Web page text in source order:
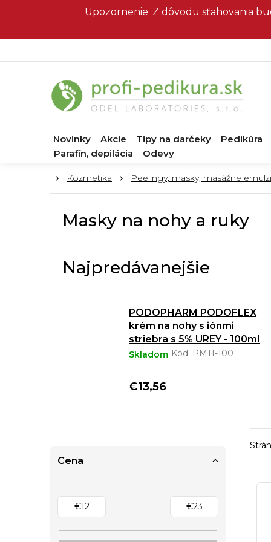
Upozornenie: Z dôvodu sťahovania
Novinky Akcie Tipy na darčeky Pedikúra
Parafín, depilácia
Odevy
DomovKozmetika Peelingy, masky, masážne
Masky na nohy a ruky
Najpredávanejšie
PODOPHARM PODOFLEX
krém na nohy s iónmi
striebra s 5% UREY - 100ml
Skladom Kód: PM11-100
€13,56
B
ý
Cena
€12 €23
V